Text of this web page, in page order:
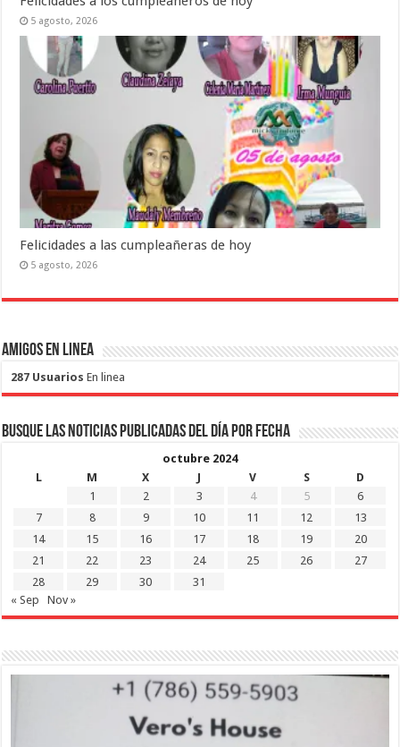
5 agosto, 2026
Felicidades a las cumpleañeras de hoy
5 agosto, 2026
Amigos en Linea
287 Usuarios En linea
Busque las noticias publicadas del día por fecha
octubre 2024
L
M X J V S
D
1
2 3 4 5
6
7
8 9 10 11 12
13
14
15 16 17 18 19
20
21
22 23 24 25 26
27
28
29 30
31
« Sep
Nov »